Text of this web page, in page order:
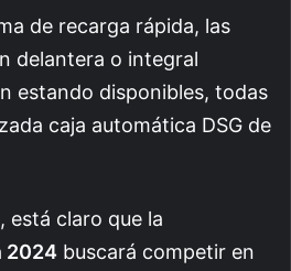
de recarga rápida, las
delantera o integral
estando disponibles, todas
caja automática DSG de
está claro que la
2024 buscará competir en